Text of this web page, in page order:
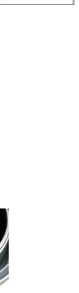
Ctn
Cartón
fresco y seco
fresco y seco